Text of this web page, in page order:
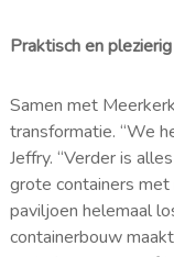
Praktisch en plezierig
Samen met
transformatie. “We
Jeffry. “Verder is
grote containers
paviljoen helemaal
containerbouw